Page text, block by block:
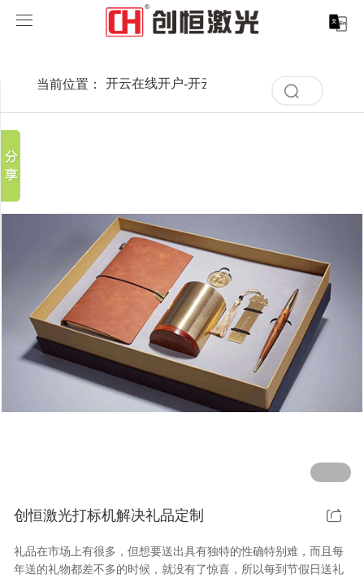
开云在线开户
紫外线激光打标机
CO2激光打标机
在线飞行激光打标机
CX-3D系列激光打标机
EM-Smart 系列
精密激光切割机
大幅激光切割机
管材激光切割机
激光焊接系列
创恒激光CX-CE-1500手持焊接机_激光焊接机
创恒激光机械手臂激光焊接机
电机定转子铁芯单工位激光焊接机
创恒激光双头双工位铁芯激光焊接机
新能源汽车零配件激光焊接机
激光智能生产线
新能源电机定子铁芯激光焊接产线
新能源电机转子铁芯自动检测压铆产线
激光清洗系列
创恒激光清洗机
激光加工服务
电机定转子铁芯快速打样加工服务
汽车行业激光智能解决方案
轨道交通行业激光智能加工解决方案
水泵风机行业
眼镜行业
水暖洁具行业
礼品定制
家电行业
客户案例
创客说
走进创恒
科技创恒
加入创恒
开云在线开户
开云在线开户
展会活动
行业动态
联系我们
底部导航
当前位置： 开云在线开户-开云（中国） 案例展示
记
史
记
录
空
创恒激光打标机解决礼品定制
礼品在市场上有很多，但想要送出具有独特的性确特别难，而且每
年送的礼物都差不多的时候，就没有了惊喜，所以每到节假日送礼
分享到
QQ好友